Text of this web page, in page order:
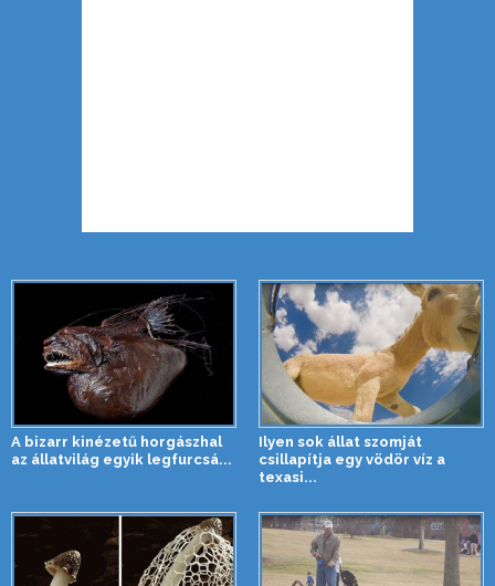
A bizarr kinézetű horgászhal
az állatvilág egyik legfurcsá...
Ilyen sok állat szomját
csillapítja egy vödör víz a
texasi...